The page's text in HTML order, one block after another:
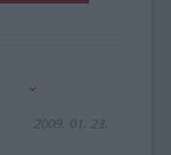
2009. 01. 23.